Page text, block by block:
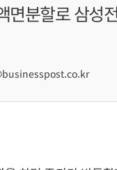
면분할로 삼성